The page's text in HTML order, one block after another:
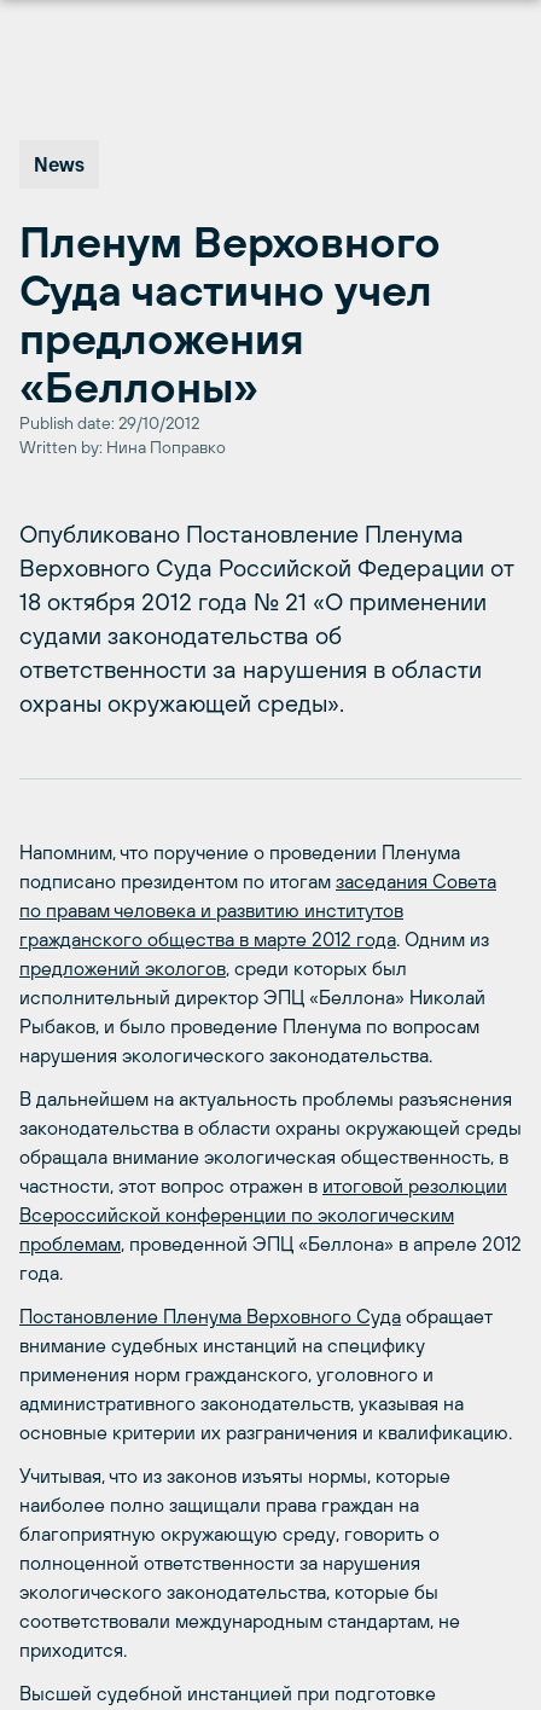
News
Пленум Верховного
Суда частично учел
предложения
«Беллоны»
Publish date: 29/10/2012
Written by: Нина Поправко
Опубликовано Постановление Пленума
Верховного Суда Российской Федерации от
18 октября 2012 года № 21 «О применении
судами законодательства об
ответственности за нарушения в области
охраны окружающей среды».
Напомним, что поручение о проведении Пленума
подписано президентом по итогам заседания Совета
по правам человека и развитию институтов
гражданского общества в марте 2012 года. Одним из
предложений экологов, среди которых был
исполнительный директор ЭПЦ «Беллона» Николай
Рыбаков, и было проведение Пленума по вопросам
нарушения экологического законодательства.
В дальнейшем на актуальность проблемы разъяснения
законодательства в области охраны окружающей среды
обращала внимание экологическая общественность, в
частности, этот вопрос отражен в итоговой резолюции
Всероссийской конференции по экологическим
проблемам, проведенной ЭПЦ «Беллона» в апреле 2012
года.
Постановление Пленума Верховного Суда обращает
внимание судебных инстанций на специфику
применения норм гражданского, уголовного и
административного законодательств, указывая на
основные критерии их разграничения и квалификацию.
Учитывая, что из законов изъяты нормы, которые
наиболее полно защищали права граждан на
благоприятную окружающую среду, говорить о
полноценной ответственности за нарушения
экологического законодательства, которые бы
соответствовали международным стандартам, не
приходится.
Высшей судебной инстанцией при подготовке